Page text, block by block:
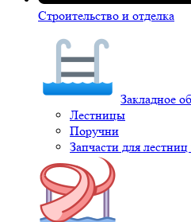
Строительство и отделка
Закладное
Лестницы
Поручни
Запчасти для